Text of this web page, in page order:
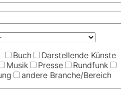
Buch
Darstellende Künste
Musik Presse
Rundfunk
andere Branche/Bereich